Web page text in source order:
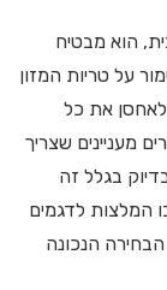
הוא מבטיח
על טריות המזון
לאחסן את כל
מעניינים שצריך
בגלל זה
המלצות לדגמים
הנכונה